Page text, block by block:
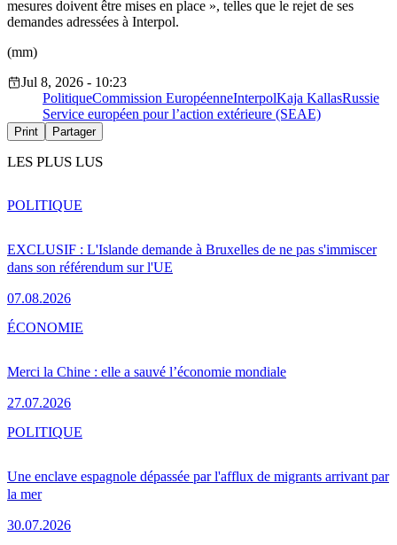
mesures doivent être mises en place », telles que le rejet de ses
demandes adressées à Interpol.
(mm)
Jul 8, 2026 - 10:23
PolitiqueCommission EuropéenneInterpolKaja KallasRussie
Service européen pour l’action extérieure (SEAE)
Print Partager
LES PLUS LUS
EXCLUSIF : L'Islande demande à Bruxelles de ne pas s'immiscer
dans son référendum sur l'UE
07.08.2026
POLITIQUE
Merci la Chine : elle a sauvé l’économie mondiale
27.07.2026
ÉCONOMIE
Une enclave espagnole dépassée par l'afflux de migrants arrivant par
la mer
30.07.2026
POLITIQUE